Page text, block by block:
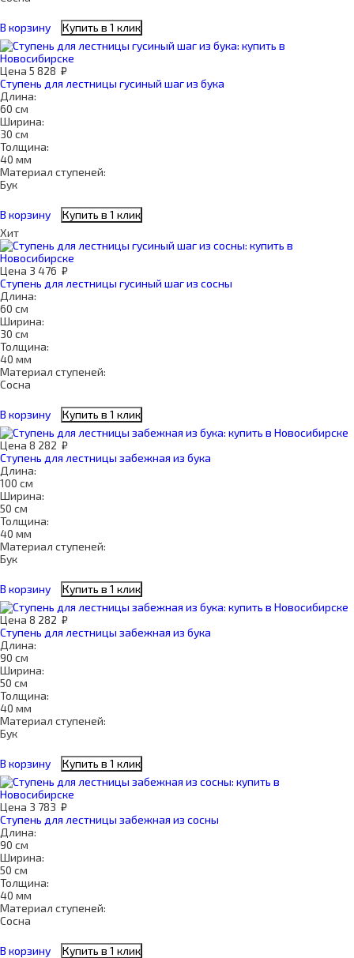
В корзину Купить в 1 клик
Цена 5 828 ₽
Ступень для лестницы гусиный шаг из бука
Длина:
60 см
Ширина:
30 см
Толщина:
40 мм
Материал ступеней:
Бук
В корзину
Купить в 1 клик
Хит
Цена 3 476 ₽
Ступень для лестницы гусиный шаг из сосны
Длина:
60 см
Ширина:
30 см
Толщина:
40 мм
Материал ступеней:
Сосна
В корзину Купить в 1 клик
Цена 8 282 ₽
Ступень для лестницы забежная из бука
Длина:
100 см
Ширина:
50 см
Толщина:
40 мм
Материал ступеней:
Бук
В корзину Купить в 1 клик
Цена 8 282 ₽
Ступень для лестницы забежная из бука
Длина:
90 см
Ширина:
50 см
Толщина:
40 мм
Материал ступеней:
Бук
В корзину Купить в 1 клик
Цена 3 783 ₽
Ступень для лестницы забежная из сосны
Длина:
90 см
Ширина:
50 см
Толщина:
40 мм
Материал ступеней:
Сосна
В корзину Купить в 1 клик